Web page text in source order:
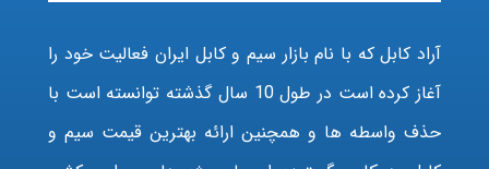
آراد کابل که با نام بازار سیم و کابل ایران فعالیت خود را
آغاز کرده است در طول 10 سال گذشته توانسته است با
حذف واسطه ها و همچنین ارائه بهترین قیمت سیم و